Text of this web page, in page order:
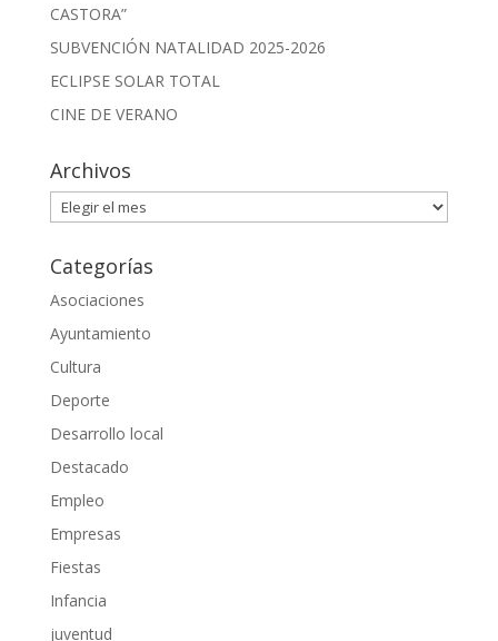
CASTORA”
SUBVENCIÓN NATALIDAD 2025-2026
ECLIPSE SOLAR TOTAL
CINE DE VERANO
Archivos
Archivos
Categorías
Asociaciones
Ayuntamiento
Cultura
Deporte
Desarrollo local
Destacado
Empleo
Empresas
Fiestas
Infancia
juventud